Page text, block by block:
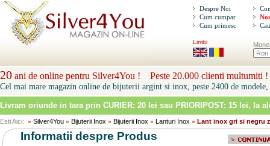
Despre Noi
Cum cumpar
Cum primesc
Limbi
20 ani de online pentru Silver4You ! Peste 20.000 clienti multumiti !
Cel mai mare magazin online de bijuterii argint si inox, peste 2400 de modele,
Livram oriunde in tara prin CURIER: 20 lei sau PRIORIPOST: 15 lei, la
Esti Aici: » Silver4You » Bijuterii Inox » Bijuterii Inox » Lanturi Inox » Lant inox gri si negru
Informatii despre Produs